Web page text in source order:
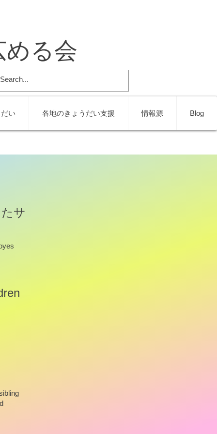
る会
い 各地のきょうだい支援 情報源 Blog
サ